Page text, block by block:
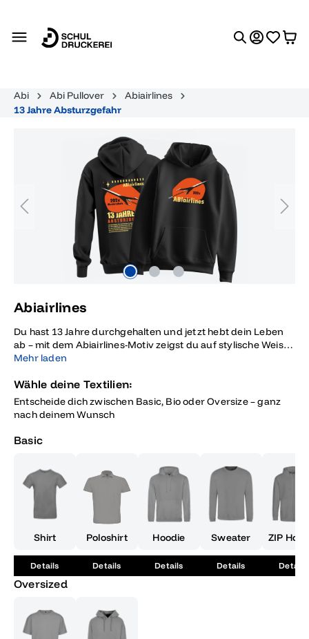
Abi Abi Pullover
Abiairlines
13 Jahre Absturzgefahr
Bildergalerie überspringen
Abiairlines
Du hast 13 Jahre durchgehalten und jetzt hebt dein Leben
ab – mit dem Abiairlines-Motiv zeigst du auf stylische Weise,
dass der Abschluss erst der Anfang ist.
Mehr laden
Wähle deine Textilien:
Entscheide dich zwischen Basic, Bio oder Oversize – ganz
nach deinem Wunsch
Basic
Shirt
Details
Poloshirt
Details
Hoodie
Details
Sweater
Details
ZIP
Details
Oversized